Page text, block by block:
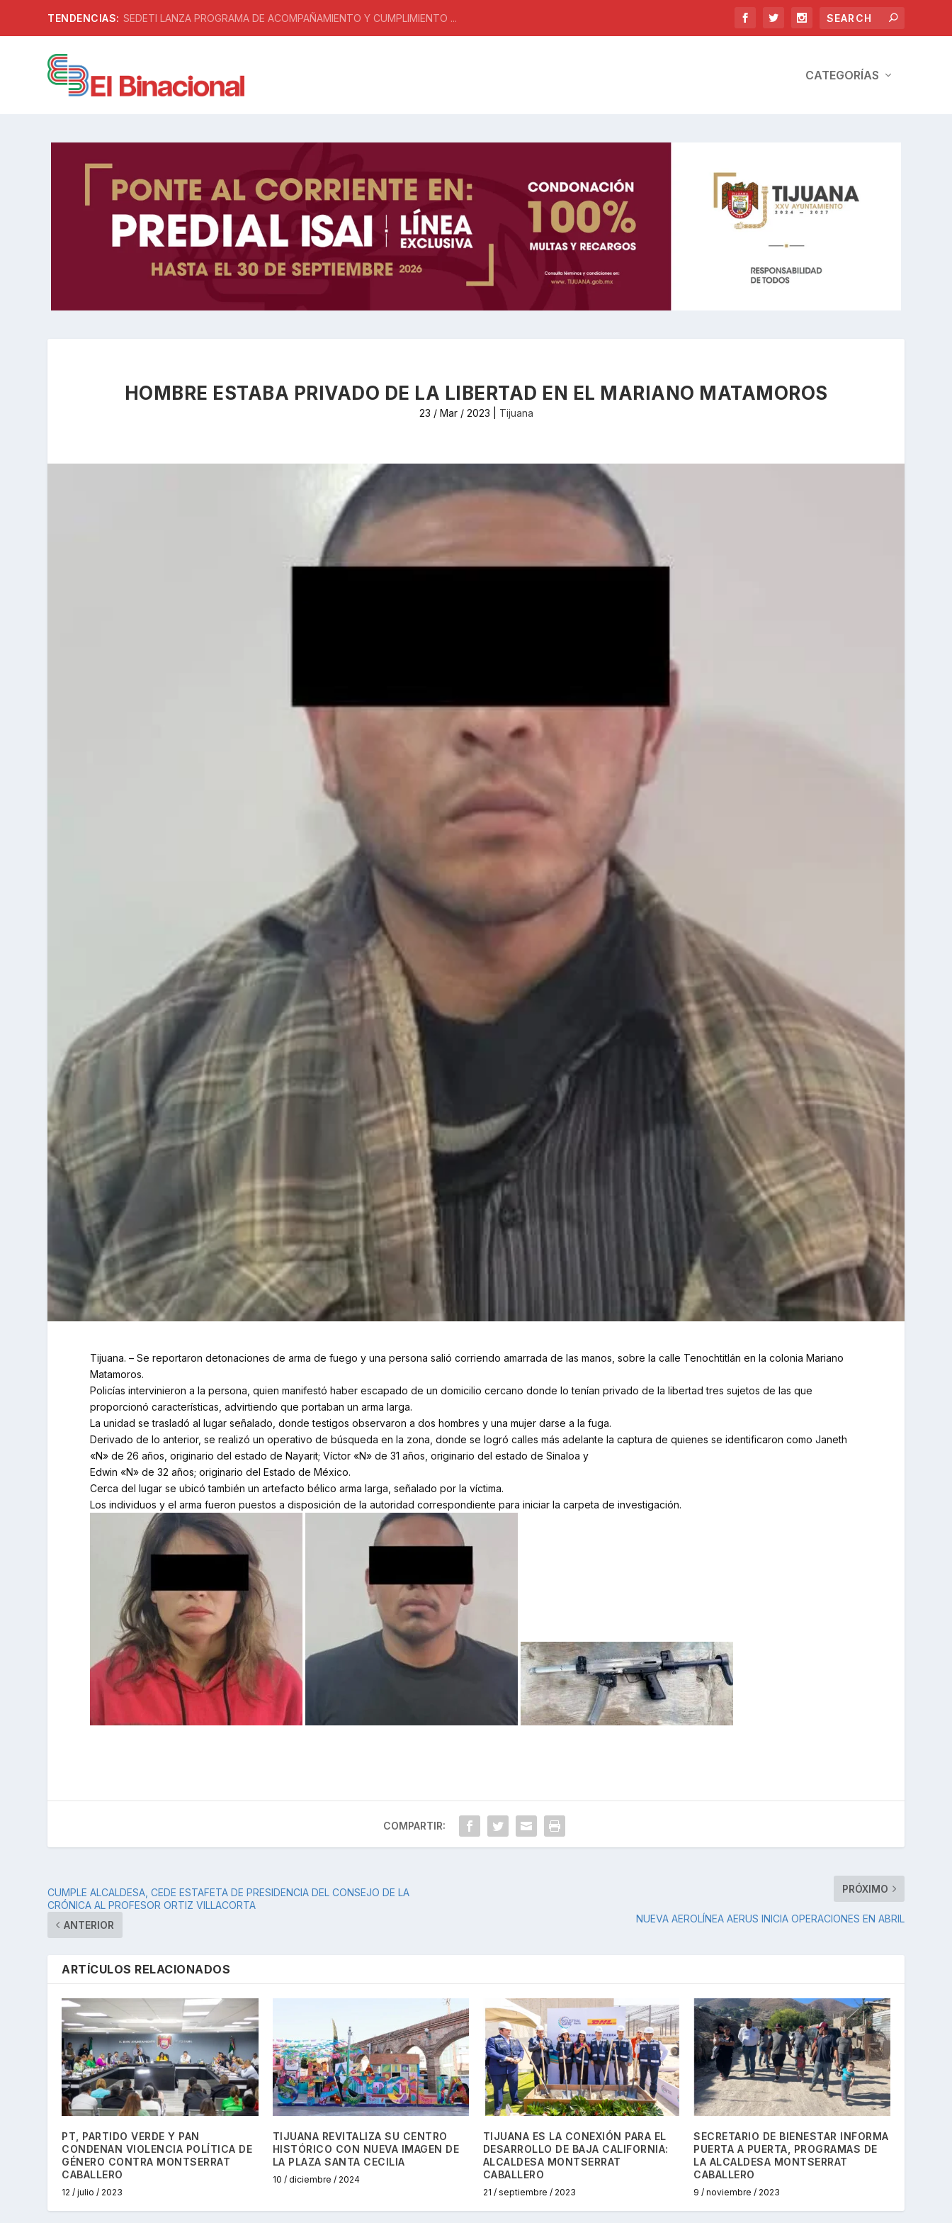
TENDENCIAS: SEDETI LANZA PROGRAMA DE ACOMPAÑAMIENTO Y CUMPLIMIENTO ...
CATEGORÍAS
HOMBRE ESTABA PRIVADO DE LA LIBERTAD EN EL MARIANO MATAMOROS
23 / Mar / 2023 Tijuana
Tijuana. – Se reportaron detonaciones de arma de fuego y una persona salió corriendo amarrada de las manos, sobre la calle Tenochtitlán en la colonia Mariano
Matamoros.
Policías intervinieron a la persona, quien manifestó haber escapado de un domicilio cercano donde lo tenían privado de la libertad tres sujetos de las que
proporcionó características, advirtiendo que portaban un arma larga.
La unidad se trasladó al lugar señalado, donde testigos observaron a dos hombres y una mujer darse a la fuga.
Derivado de lo anterior, se realizó un operativo de búsqueda en la zona, donde se logró calles más adelante la captura de quienes se identificaron como Janeth
«N» de 26 años, originario del estado de Nayarit; Víctor «N» de 31 años, originario del estado de Sinaloa y
Edwin «N» de 32 años; originario del Estado de México.
Cerca del lugar se ubicó también un artefacto bélico arma larga, señalado por la víctima.
Los individuos y el arma fueron puestos a disposición de la autoridad correspondiente para iniciar la carpeta de investigación.
COMPARTIR:
CUMPLE ALCALDESA, CEDE ESTAFETA DE PRESIDENCIA DEL CONSEJO DE LA
CRÓNICA AL PROFESOR ORTIZ VILLACORTA
ANTERIOR
PRÓXIMO
NUEVA AEROLÍNEA AERUS INICIA OPERACIONES EN ABRIL
ARTÍCULOS RELACIONADOS
PT, PARTIDO VERDE Y PAN
CONDENAN VIOLENCIA POLÍTICA DE
GÉNERO CONTRA MONTSERRAT
CABALLERO
12 / julio / 2023
TIJUANA REVITALIZA SU CENTRO
HISTÓRICO CON NUEVA IMAGEN DE
LA PLAZA SANTA CECILIA
10 / diciembre / 2024
TIJUANA ES LA CONEXIÓN PARA EL
DESARROLLO DE BAJA CALIFORNIA:
ALCALDESA MONTSERRAT
CABALLERO
21 / septiembre / 2023
SECRETARIO DE BIENESTAR INFORMA
PUERTA A PUERTA, PROGRAMAS DE
LA ALCALDESA MONTSERRAT
CABALLERO
9 / noviembre / 2023